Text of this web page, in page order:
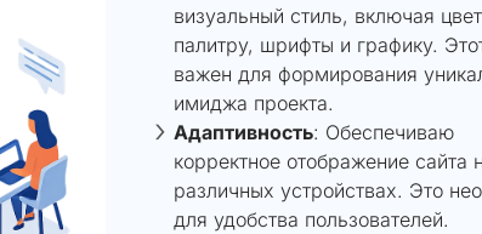
визуальный стиль, включая
палитру, шрифты и графику.
важен для формирования
имиджа проекта.
Адаптивность: Обеспечиваю
корректное отображение сайта
различных устройствах. Это
для удобства пользователей.